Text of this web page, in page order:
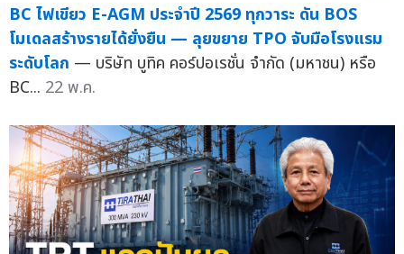
BC ไฟเขียว E-AGM ประจำปี 2569 ทุกวาระ ดัน BOS
โมเดลสร้างรายได้ยั่งยืน — ลุยขยาย TPO จับมือโรงแรม
ระดับโลก — บริษัท บูทิค คอร์ปอเรชั่น จำกัด (มหาชน) หรือ
BC... 22 พ.ค.